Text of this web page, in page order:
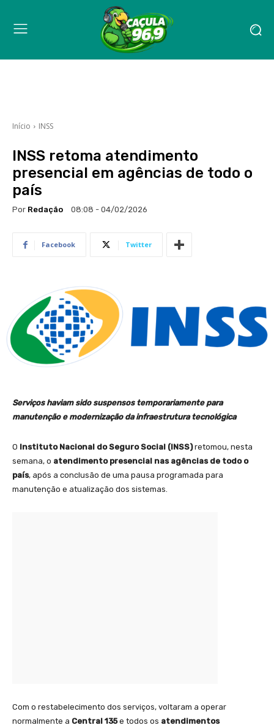
Início INSS
INSS retoma atendimento
presencial em agências de todo o
país
Por Redação 08:08 - 04/02/2026
Facebook Twitter
Serviços haviam sido suspensos temporariamente para
manutenção e modernização da infraestrutura tecnológica
O Instituto Nacional do Seguro Social (INSS)retomou, nesta
semana, o atendimento presencial nas agências de todo o
país, após a conclusão de uma pausa programada para
manutenção e atualização dos sistemas.
Com o restabelecimento dos serviços, voltaram a operar
normalmente a Central 135e todos os atendimentos